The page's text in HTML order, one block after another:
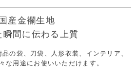
国産金襴生地
瞬間に伝わる上質
の袋、刀袋、人形衣装、インテリア、
な用途にお使いいただけます。